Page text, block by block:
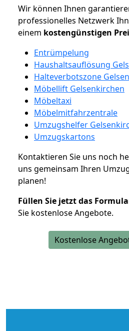
Wir können Ihnen
professionelles Netzwerk
einem kostengünstigen
Entrümpelung
Haushaltsauflösung
Halteverbotszone
Möbellift Gelsenkirchen
Möbeltaxi
Möbelmitfahrzentrale
Umzugshelfer
Umzugskartons
Kontaktieren Sie uns noch
uns gemeinsam Ihren
planen!
Füllen Sie jetzt das
Sie kostenlose Angebote.
Kostenlose